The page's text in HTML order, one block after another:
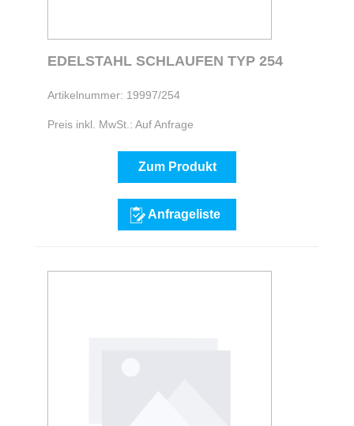
EDELSTAHL SCHLAUFEN TYP 254
Artikelnummer: 19997/254
Preis inkl. MwSt.: Auf Anfrage
Zum Produkt
Anfrageliste